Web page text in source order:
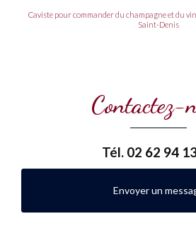
Caviste pour commander du champagne et du
Saint-Denis
Contactez-
Tél. 02 62 94
Envoyer un